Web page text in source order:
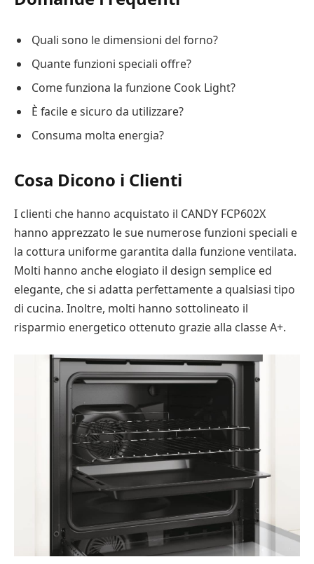
Quali sono le dimensioni del forno?
Quante funzioni speciali offre?
Come funziona la funzione Cook Light?
È facile e sicuro da utilizzare?
Consuma molta energia?
Cosa Dicono i Clienti
I clienti che hanno acquistato il CANDY FCP602X
hanno apprezzato le sue numerose funzioni speciali e
la cottura uniforme garantita dalla funzione ventilata.
Molti hanno anche elogiato il design semplice ed
elegante, che si adatta perfettamente a qualsiasi tipo
di cucina. Inoltre, molti hanno sottolineato il
risparmio energetico ottenuto grazie alla classe A+.